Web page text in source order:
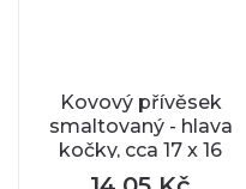
Kovový přívěsek
smaltovaný - hlava
kočky, cca 17 x 16
mm